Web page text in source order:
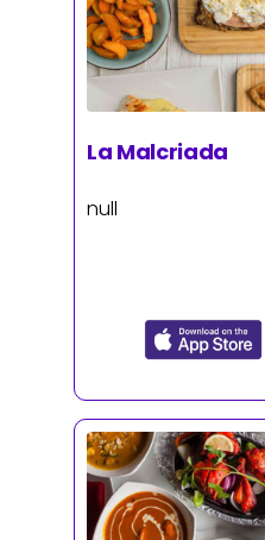
La Malcriada
null